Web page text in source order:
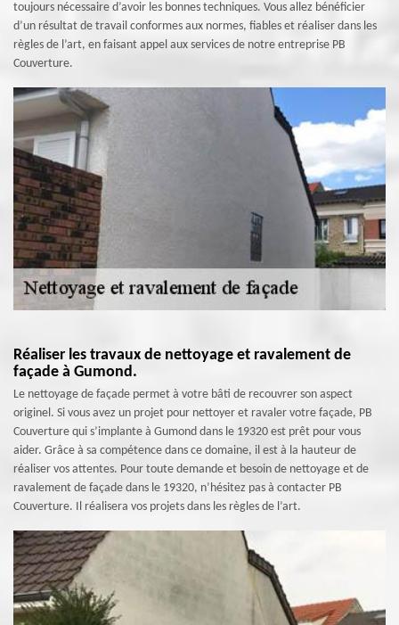
toujours nécessaire d’avoir les bonnes techniques. Vous allez bénéficier
d’un résultat de travail conformes aux normes, fiables et réaliser dans les
règles de l’art, en faisant appel aux services de notre entreprise PB
Couverture.
Réaliser les travaux de nettoyage et ravalement de
façade à Gumond.
Le nettoyage de façade permet à votre bâti de recouvrer son aspect
originel. Si vous avez un projet pour nettoyer et ravaler votre façade, PB
Couverture qui s’implante à Gumond dans le 19320 est prêt pour vous
aider. Grâce à sa compétence dans ce domaine, il est à la hauteur de
réaliser vos attentes. Pour toute demande et besoin de nettoyage et de
ravalement de façade dans le 19320, n’hésitez pas à contacter PB
Couverture. Il réalisera vos projets dans les règles de l’art.